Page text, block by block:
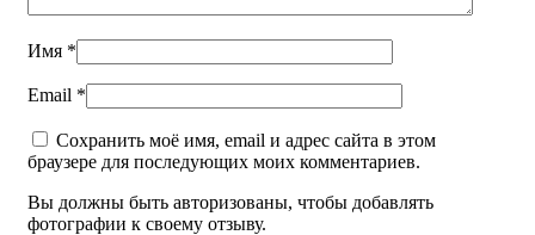
Имя *
Email *
Сохранить моё имя, email и адрес сайта в этом
браузере для последующих моих комментариев.
Вы должны быть авторизованы, чтобы добавлять
фотографии к своему отзыву.